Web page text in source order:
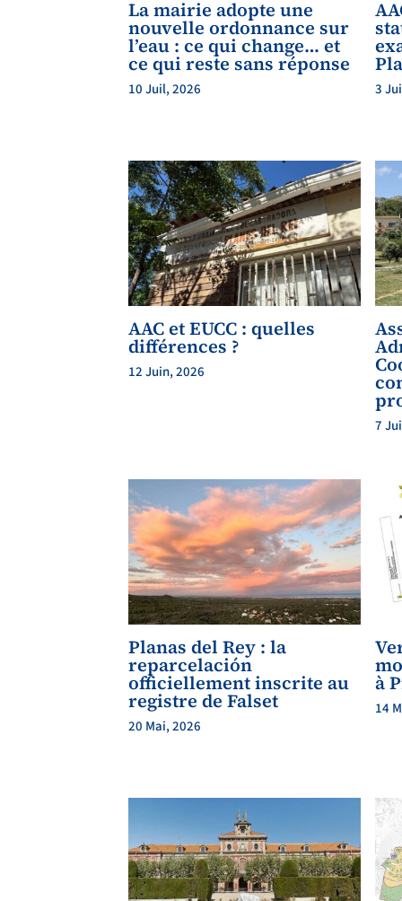
La mairie adopte une
nouvelle ordonnance sur
l’eau : ce qui change… et
ce qui reste sans réponse
10 Juil, 2026
AAC et EUCC : quelles
différences ?
12 Juin, 2026
Planas del Rey : la
reparcelación
officiellement inscrite au
registre de Falset
20 Mai, 2026
3
7
à
14